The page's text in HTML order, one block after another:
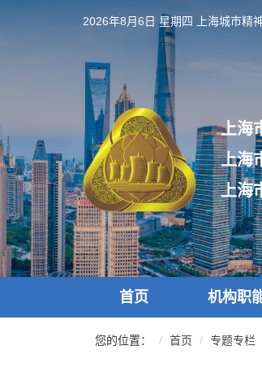
跳
转
到
主
要
内
容
区
域
2026年8月6日 星期四 上海城市精
上海
上海
上海
首页 机构职
您的位置： 首页 专题专栏